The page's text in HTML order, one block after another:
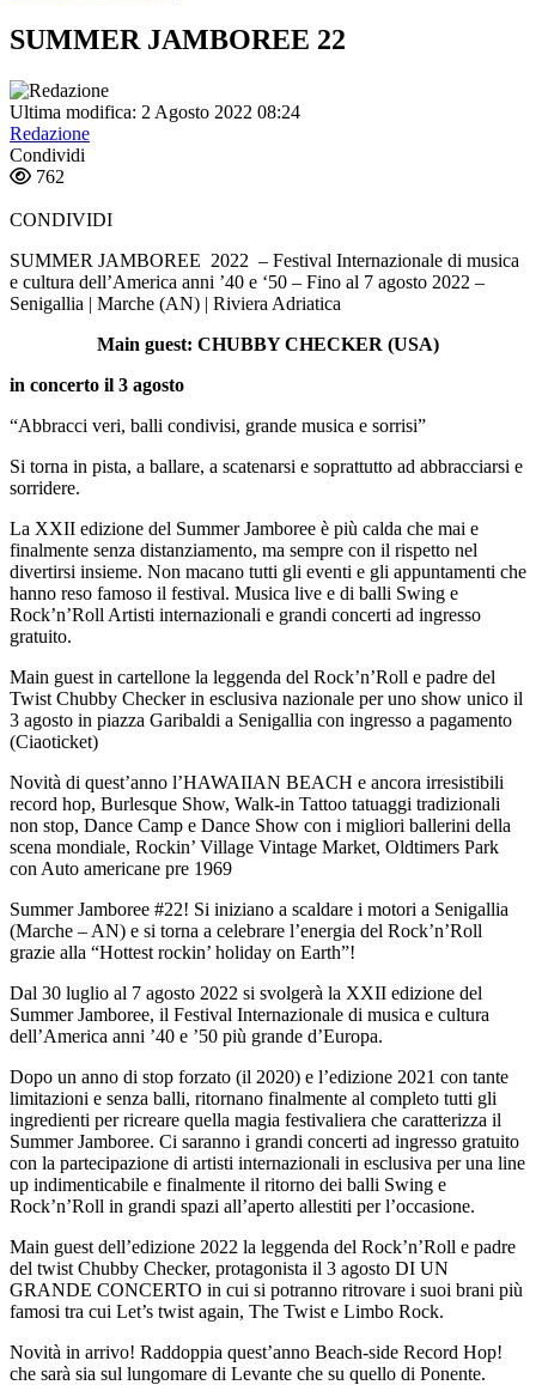
SUMMER JAMBOREE 22
Ultima modifica: 2 Agosto 2022 08:24
Redazione
Condividi
762
CONDIVIDI
SUMMER JAMBOREE 2022 – Festival Internazionale di musica
e cultura dell’America anni ’40 e ‘50 – Fino al 7 agosto 2022 –
Senigallia | Marche (AN) | Riviera Adriatica
Main guest: CHUBBY CHECKER (USA)
in concerto il 3 agosto
“Abbracci veri, balli condivisi, grande musica e sorrisi”
Si torna in pista, a ballare, a scatenarsi e soprattutto ad abbracciarsi e
sorridere.
La XXII edizione del Summer Jamboree è più calda che mai e
finalmente senza distanziamento, ma sempre con il rispetto nel
divertirsi insieme. Non macano tutti gli eventi e gli appuntamenti che
hanno reso famoso il festival. Musica live e di balli Swing e
Rock’n’Roll Artisti internazionali e grandi concerti ad ingresso
gratuito.
Main guest in cartellone la leggenda del Rock’n’Roll e padre del
Twist Chubby Checker in esclusiva nazionale per uno show unico il
3 agosto in piazza Garibaldi a Senigallia con ingresso a pagamento
(Ciaoticket)
Novità di quest’anno l’HAWAIIAN BEACH e ancora irresistibili
record hop, Burlesque Show, Walk-in Tattoo tatuaggi tradizionali
non stop, Dance Camp e Dance Show con i migliori ballerini della
scena mondiale, Rockin’ Village Vintage Market, Oldtimers Park
con Auto americane pre 1969
Summer Jamboree #22! Si iniziano a scaldare i motori a Senigallia
(Marche – AN) e si torna a celebrare l’energia del Rock’n’Roll
grazie alla “Hottest rockin’ holiday on Earth”!
Dal 30 luglio al 7 agosto 2022 si svolgerà la XXII edizione del
Summer Jamboree, il Festival Internazionale di musica e cultura
dell’America anni ’40 e ’50 più grande d’Europa.
Dopo un anno di stop forzato (il 2020) e l’edizione 2021 con tante
limitazioni e senza balli, ritornano finalmente al completo tutti gli
ingredienti per ricreare quella magia festivaliera che caratterizza il
Summer Jamboree. Ci saranno i grandi concerti ad ingresso gratuito
con la partecipazione di artisti internazionali in esclusiva per una line
up indimenticabile e finalmente il ritorno dei balli Swing e
Rock’n’Roll in grandi spazi all’aperto allestiti per l’occasione.
Main guest dell’edizione 2022 la leggenda del Rock’n’Roll e padre
del twist Chubby Checker, protagonista il 3 agosto DI UN
GRANDE CONCERTO in cui si potranno ritrovare i suoi brani più
famosi tra cui Let’s twist again, The Twist e Limbo Rock.
Novità in arrivo! Raddoppia quest’anno Beach-side Record Hop!
che sarà sia sul lungomare di Levante che su quello di Ponente.